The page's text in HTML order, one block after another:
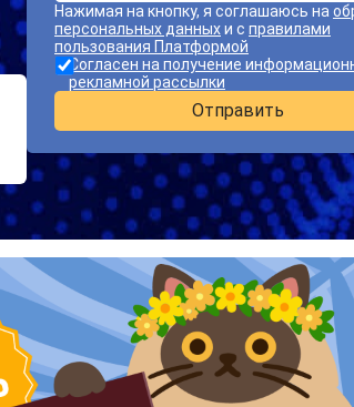
Нажимая на кнопку, я соглашаюсь на
персональных данныхи с правилами
пользования Платформой
Согласен на получение
рекламной рассылки
Отправить